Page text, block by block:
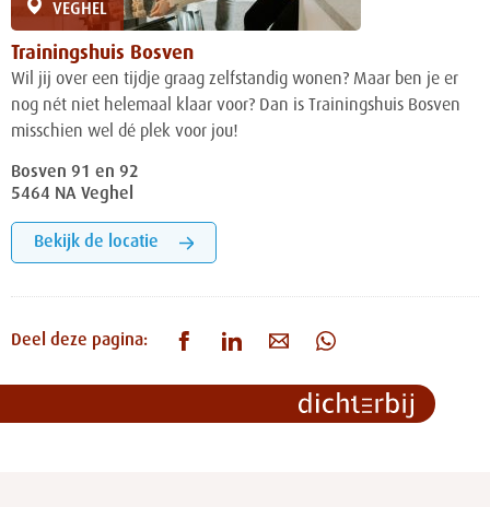
VEGHEL
Trainingshuis Bosven
Wil jij over een tijdje graag zelfstandig wonen? Maar ben je er
nog nét niet helemaal klaar voor? Dan is Trainingshuis Bosven
misschien wel dé plek voor jou!
Bosven 91 en 92
5464 NA Veghel
Bekijk de locatie
Deel deze pagina: